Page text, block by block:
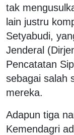
tak
lain justru
Setyabudi,
Jenderal
Pencatatan
sebagai salah
mereka.
Adapun tiga
Kemendagri